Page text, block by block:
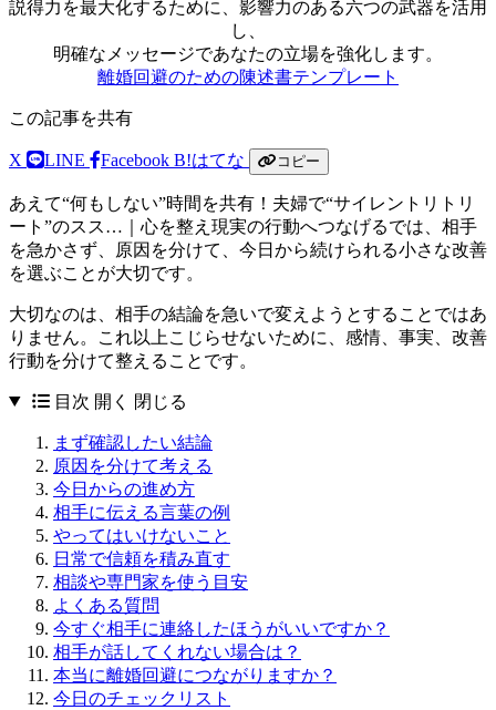
説得力を最大化するために、影響力のある六つの武器を活用
し、
明確なメッセージであなたの立場を強化します。
離婚回避のための陳述書テンプレート
この記事を共有
X LINE Facebook B!はてな コピー
あえて“何もしない”時間を共有！夫婦で“サイレントリトリ
ート”のスス…｜心を整え現実の行動へつなげるでは、相手
を急かさず、原因を分けて、今日から続けられる小さな改善
を選ぶことが大切です。
大切なのは、相手の結論を急いで変えようとすることではあ
りません。これ以上こじらせないために、感情、事実、改善
行動を分けて整えることです。
目次 開く 閉じる
まず確認したい結論
原因を分けて考える
今日からの進め方
相手に伝える言葉の例
やってはいけないこと
日常で信頼を積み直す
相談や専門家を使う目安
よくある質問
今すぐ相手に連絡したほうがいいですか？
相手が話してくれない場合は？
本当に離婚回避につながりますか？
今日のチェックリスト